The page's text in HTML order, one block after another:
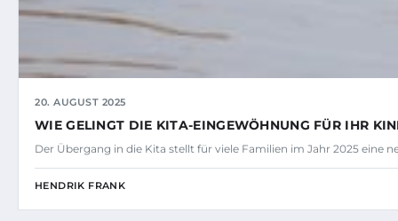
20. AUGUST 2025
WIE GELINGT DIE KITA-EINGEWÖHNUNG FÜR IHR
Der Übergang in die Kita stellt für viele Familien im Jahr 2025 eine
HENDRIK FRANK